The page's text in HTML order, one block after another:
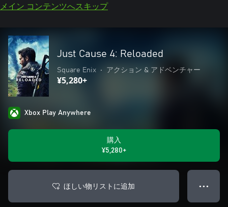
メイン コンテンツへスキップ
Just Cause 4: Reloaded
Square Enix • アクション & アドベンチャー
¥5,280+
Xbox Play Anywhere
購入
¥5,280+
ほしい物リストに追加 ● ● ●